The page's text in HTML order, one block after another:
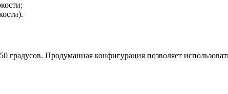
градусов. Продуманная конфигурация позволяет